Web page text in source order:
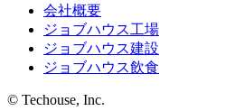
会社概要
ジョブハウス工場
ジョブハウス建設
ジョブハウス飲食
© Techouse, Inc.